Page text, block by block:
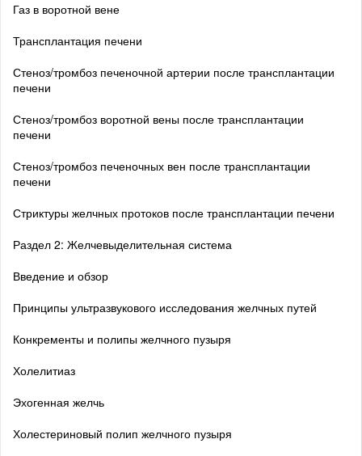
Газ в воротной вене
Трансплантация печени
Стеноз/тромбоз печеночной артерии после трансплантации
печени
Стеноз/тромбоз воротной вены после трансплантации
печени
Стеноз/тромбоз печеночных вен после трансплантации
печени
Стриктуры желчных протоков после трансплантации печени
Раздел 2: Желчевыделительная система
Введение и обзор
Принципы ультразвукового исследования желчных путей
Конкременты и полипы желчного пузыря
Холелитиаз
Эхогенная желчь
Холестериновый полип желчного пузыря